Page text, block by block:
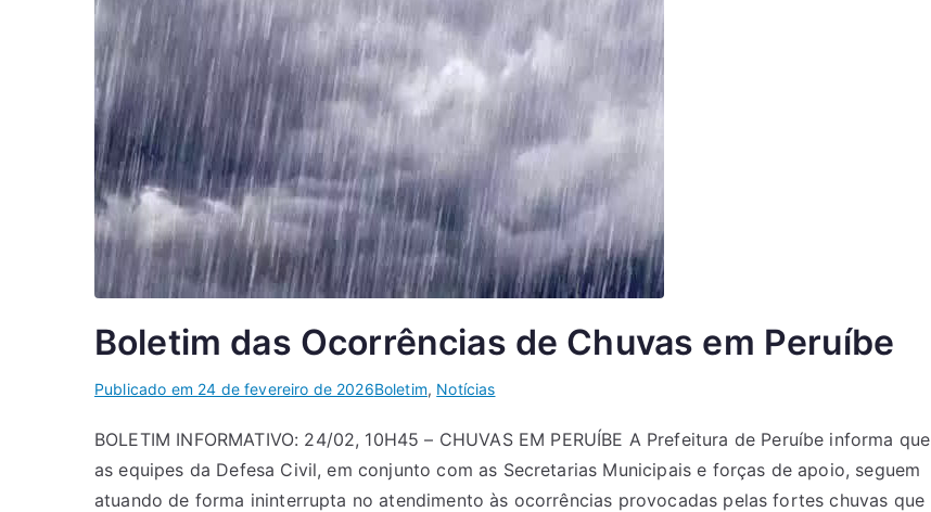
Boletim das Ocorrências de Chuvas em Peruíbe
Publicado em 24 de fevereiro de 2026Boletim, Notícias
BOLETIM INFORMATIVO: 24/02, 10H45 – CHUVAS EM PERUÍBE A Prefeitura de Peruíbe informa que
as equipes da Defesa Civil, em conjunto com as Secretarias Municipais e forças de apoio, seguem
atuando de forma ininterrupta no atendimento às ocorrências provocadas pelas fortes chuvas que